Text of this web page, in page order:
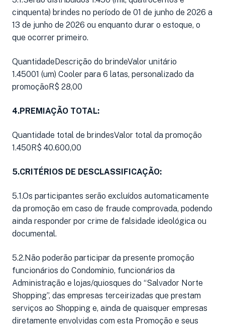
cinquenta) brindes no período de 01 de junho de 2026 a
13 de junho de 2026 ou enquanto durar o estoque, o
que ocorrer primeiro.
QuantidadeDescrição do brindeValor unitário
1.45001 (um) Cooler para 6 latas, personalizado da
promoçãoR$ 28,00
4.PREMIAÇÃO TOTAL:
Quantidade total de brindesValor total da promoção
1.450R$ 40.600,00
5.CRITÉRIOS DE DESCLASSIFICAÇÃO:
5.1.Os participantes serão excluídos automaticamente
da promoção em caso de fraude comprovada, podendo
ainda responder por crime de falsidade ideológica ou
documental.
5.2.Não poderão participar da presente promoção
funcionários do Condomínio, funcionários da
Administração e lojas/quiosques do “Salvador Norte
Shopping”, das empresas terceirizadas que prestam
serviços ao Shopping e, ainda de quaisquer empresas
diretamente envolvidas com esta Promoção e seus